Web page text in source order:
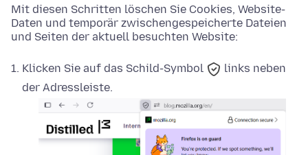
Mit diesen Schritten löschen Sie Cookies, Website-
Daten und temporär zwischengespeicherte Dateien
und Seiten der aktuell besuchten Website:
Klicken Sie auf das Schild-Symbol
links neben
der Adressleiste.